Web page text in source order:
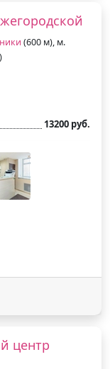
(600 м), м.
13200 руб.
центр